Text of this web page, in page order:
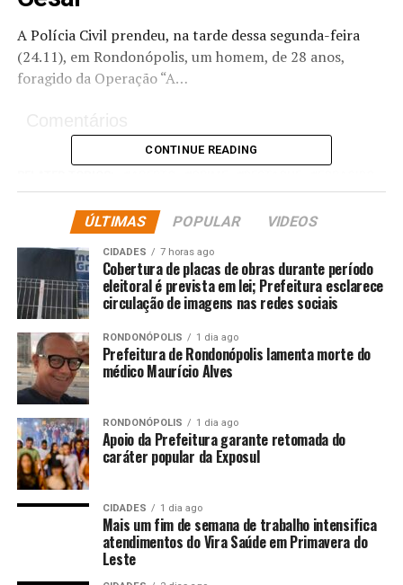
A Polícia Civil prendeu, na tarde dessa segunda-feira
(24.11), em Rondonópolis, um homem, de 28 anos,
foragido da Operação “A…
MANDADO
PARANÁ PELO POLÍCIA
POLICIA-NACIONAL
Polícia Federal participa da 93º Assembleia Geral da
INTERPOL em Marraquexe
DON'T MISS
PF combate fraudes em concursos públicos
CONTINUE READING
ÚLTIMAS POPULAR VIDEOS
CIDADES 7 horas ago
Cobertura de placas de obras durante período
eleitoral é prevista em lei; Prefeitura esclarece
circulação de imagens nas redes sociais
RONDONÓPOLIS 1 dia ago
Prefeitura de Rondonópolis lamenta morte do
médico Maurício Alves
RONDONÓPOLIS 1 dia ago
Apoio da Prefeitura garante retomada do
caráter popular da Exposul
CIDADES 1 dia ago
Mais um fim de semana de trabalho intensifica
atendimentos do Vira Saúde em Primavera do
Leste